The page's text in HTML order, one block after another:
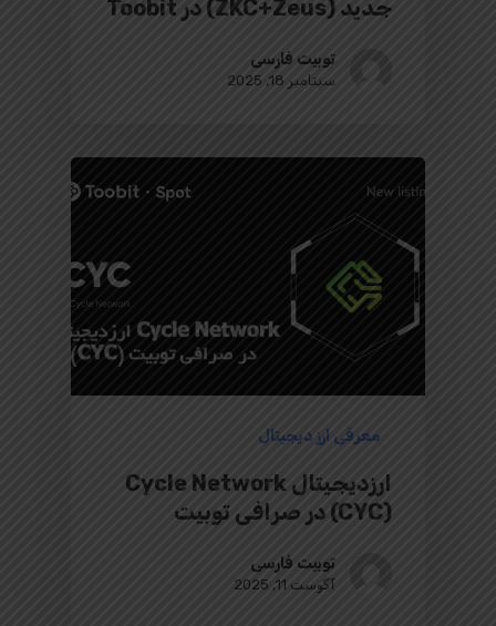
جدید (ZKC+Zeus) در Toobit
توبیت فارسی
سپتامبر 18, 2025
معرفی ارز دیجیتال
ارزدیجیتال Cycle Network
(CYC) در صرافی توبیت
توبیت فارسی
آگوست 11, 2025